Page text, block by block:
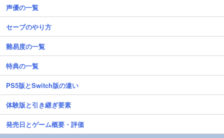
声優の一覧
セーブのやり方
難易度の一覧
特典の一覧
PS5版とSwitch版の違い
体験版と引き継ぎ要素
発売日とゲーム概要・評価